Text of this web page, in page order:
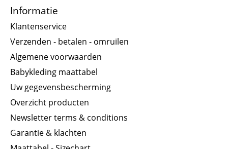
Informatie
Klantenservice
Verzenden - betalen - omruilen
Algemene voorwaarden
Babykleding maattabel
Uw gegevensbescherming
Overzicht producten
Newsletter terms & conditions
Garantie & klachten